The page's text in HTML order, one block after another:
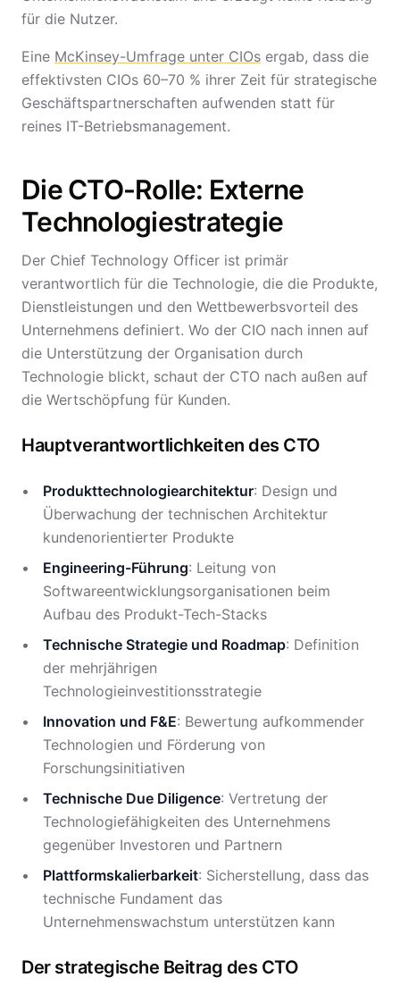
für die Nutzer.
Eine McKinsey-Umfrage unter CIOs ergab, dass die
effektivsten CIOs 60–70 % ihrer Zeit für strategische
Geschäftspartnerschaften aufwenden statt für
reines IT-Betriebsmanagement.
Die CTO-Rolle: Externe
Technologiestrategie
Der Chief Technology Officer ist primär
verantwortlich für die Technologie, die die Produkte,
Dienstleistungen und den Wettbewerbsvorteil des
Unternehmens definiert. Wo der CIO nach innen auf
die Unterstützung der Organisation durch
Technologie blickt, schaut der CTO nach außen auf
die Wertschöpfung für Kunden.
Hauptverantwortlichkeiten des CTO
Produkttechnologiearchitektur: Design und
Überwachung der technischen Architektur
kundenorientierter Produkte
Engineering-Führung: Leitung von
Softwareentwicklungsorganisationen beim
Aufbau des Produkt-Tech-Stacks
Technische Strategie und Roadmap: Definition
der mehrjährigen
Technologieinvestitionsstrategie
Innovation und F&E: Bewertung aufkommender
Technologien und Förderung von
Forschungsinitiativen
Technische Due Diligence: Vertretung der
Technologiefähigkeiten des Unternehmens
gegenüber Investoren und Partnern
Plattformskalierbarkeit: Sicherstellung, dass das
technische Fundament das
Unternehmenswachstum unterstützen kann
Der strategische Beitrag des CTO